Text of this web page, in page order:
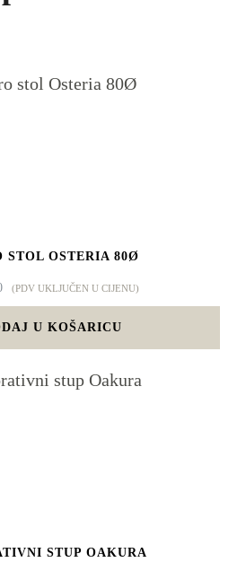
STOL OSTERIA 80Ø
(PDV UKLJUČEN U CIJENU)
U KOŠARICU
STUP OAKURA